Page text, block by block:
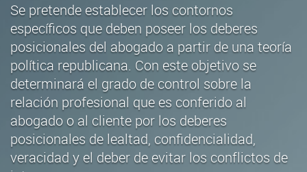
Se pretende establecer los contornos
específicos que deben poseer los deberes
posicionales del abogado a partir de una teoría
política republicana. Con este objetivo se
determinará el grado de control sobre la
relación profesional que es conferido al
abogado o al cliente por los deberes
posicionales de lealtad, confidencialidad,
veracidad y el deber de evitar los conflictos de